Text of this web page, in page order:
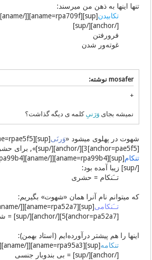
تنها اینها به ذهن من میرسند:
تکابیدن
[/anchor][/sup]
فرورفتن
غوته‌ور شدن
mosafer نوشته:
+
نمیشه بجایوَرَنیِکلمه ی دیگه گذاشت؟
شهوت در پهلوی میشود «وَرنَی
[anchor=pae5f5]3][/anchor][/sup]», برای حشری بدید من واژه‌یِ
تنکام
[/sup] زیبا آمده بود:
تــَنکام = حشری
که میتوانم نام آنرا همان «شهوت» بگیریم:
تــَنکامی
[anchor=pa52a7]5][/anchor][/sup] = شهوت
اینها را هم پیشتر درآورده‌ایم (استاد بهمن):
تنکامه
[/anchor][/sup] = بی بندوبار جنسی